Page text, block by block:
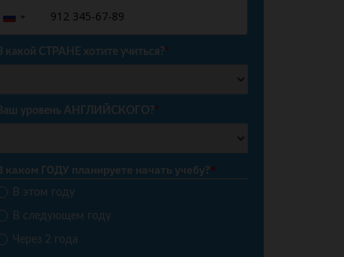
Russia
+7
какой СТРАНЕ хотите учиться?*
уровень АНГЛИЙСКОГО?*
каком ГОДУ планируете начать учебу?*
В этом году
В следующем году
Через 2 года